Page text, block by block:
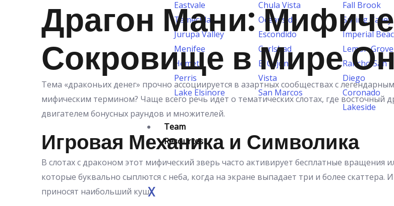
Eastvale
Temecula
Jurupa Valley
Menifee
Hemet
Perris
Lake Elsinore
Chula Vista
Oceanside
Escondido
Carlsbad
El Cajon
Vista
San Marcos
Fall Brook
Spring Valley
Imperial
Lemon Grove
Rancho San
Diego
Coronado
Lakeside
Team
Resources
X
Драгон Мани:
Сокровище в Мире
Тема «драконьих денег» прочно ассоциируется в азартных сообществах с
мифическим термином? Чаще всего речь идет о тематических слотах, где восточный
двигателем бонусных раундов и множителей.
Игровая Механика и Символика
В слотах с драконом этот мифический зверь часто активирует бесплатные вращения
которые буквально сыплются с неба, когда на экране выпадает три и более
приносят наибольший куш.